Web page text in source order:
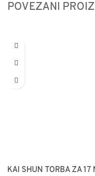
POVEZANI
KAI SHUN TORBA ZA 17